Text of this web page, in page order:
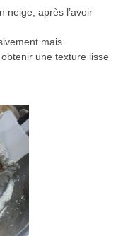
neige, après l’avoir
mais
une texture lisse